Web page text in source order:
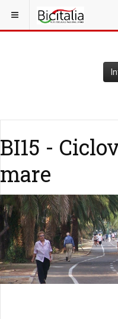
Questo sito utilizza i
BI15 -
mare